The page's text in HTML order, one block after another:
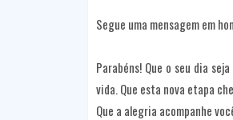
Segue uma mensagem em
Parabéns! Que o seu dia
vida. Que esta nova etapa
Que a alegria acompanhe